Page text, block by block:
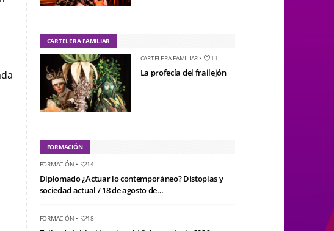
CARTELERA FAMILIAR
CARTELERA FAMILIAR • 11
La profecía del frailejón
FORMACIÓN
FORMACIÓN • 14
Diplomado ¿Actuar lo contemporáneo? Distopías y
sociedad actual / 18 de agosto de...
FORMACIÓN • 18